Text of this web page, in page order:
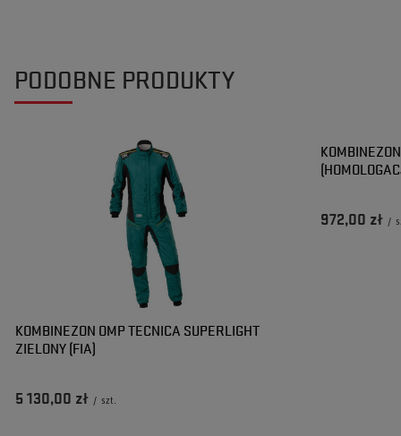
PODOBNE PRODUKTY
KOMBINEZON OMP TECNICA SUPERLIGHT
ZIELONY (FIA)
5 130,00 zł / szt.
972,00 zł /